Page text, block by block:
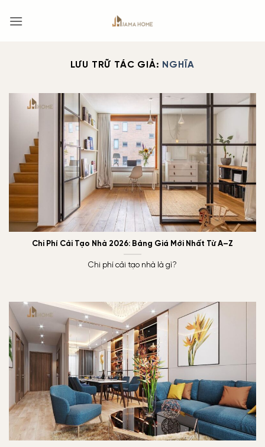
qua
LƯU TRỮ TÁC GIẢ: NGHĨA
Chi Phí Cải Tạo Nhà 2026: Bảng Giá Mới Nhất Từ A–Z
Chi phí cải tạo nhà là gì?